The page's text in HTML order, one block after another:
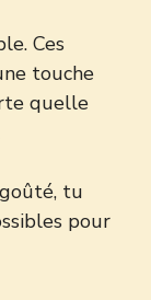
Ces
touche
quelle
tu
pour